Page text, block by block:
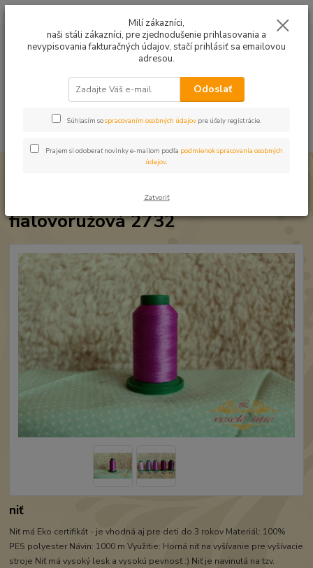
0949224331
9:00 -14:30
za0,00 EUR
Niť Amann ISACORD fialovoružová 2732
Niť Amann ISACORD
fialovoružová 2732
niť
Niť má Eko certifikát - je vhodná aj pre deti do 3 rokov Materiál: 100%
PES polyester Návin: 1000 m Využitie: Horná niť na vyšívanie pre vyšívacie
stroje Niť má vysoký lesk a vysokú pevnosť :) Niť je navinutá na tzv.
Milí zákazníci,
naši stáli zákazníci, pre zjednodušenie prihlasovania a
nevypisovania fakturačných údajov, stačí prihlásiť sa emailovou
adresou.
Odoslať
Súhlasím sospracovaním osobných údajov pre účely registrácie.
Prajem si odoberať novinky e-mailom podľa podmienok spracovania osobných
údajov.
Zatvoriť